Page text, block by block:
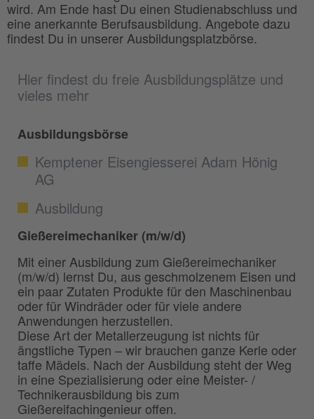
Hier findest du freie Ausbildungsplätze und
vieles mehr
Ausbildungsbörse
Kemptener Eisengiesserei Adam Hönig
AG
Ausbildung
Gießereimechaniker (m/w/d)
Mit einer Ausbildung zum Gießereimechaniker
(m/w/d) lernst Du, aus geschmolzenem Eisen und
ein paar Zutaten Produkte für den Maschinenbau
oder für Windräder oder für viele andere
Anwendungen herzustellen.
Diese Art der Metallerzeugung ist nichts für
ängstliche Typen – wir brauchen ganze Kerle oder
taffe Mädels. Nach der Ausbildung steht der Weg
in eine Spezialisierung oder eine Meister- /
Technikerausbildung bis zum
Gießereifachingenieur offen.
wird. Am Ende hast Du einen Studienabschluss und
eine anerkannte Berufsausbildung. Angebote dazu
findest Du in unserer Ausbildungsplatzbörse.